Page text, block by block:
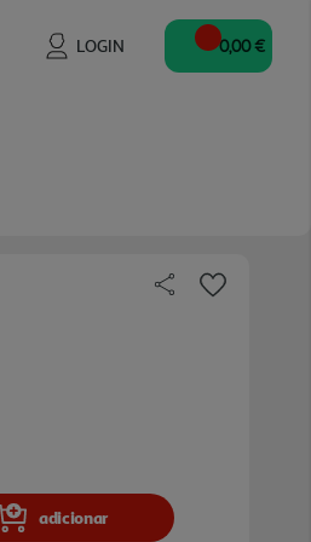
LOGIN 0,00 €
adicionar